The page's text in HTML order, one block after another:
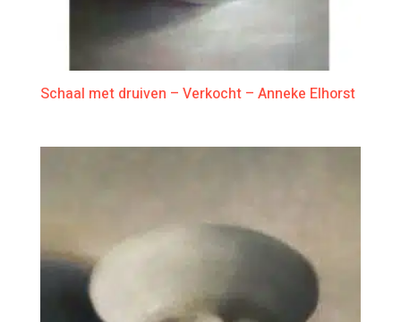
Schaal met druiven – Verkocht – Anneke Elhorst